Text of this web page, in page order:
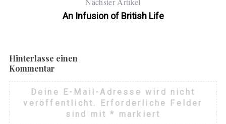
An Infusion of British Life
Hinterlasse einen
Kommentar
Deine E-Mail-Adresse wird nicht
veröffentlicht.
Erforderliche Felder
sind mit* markiert